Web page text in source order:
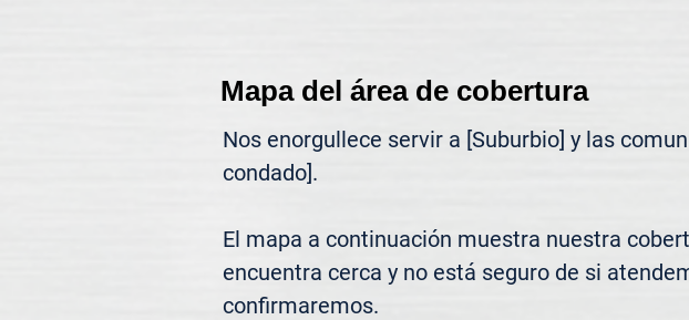
Mapa del área de cobertura
Nos enorgullece servir a [Suburbio] y las
condado].
El mapa a continuación muestra nuestra
encuentra cerca y no está seguro de si
confirmaremos.